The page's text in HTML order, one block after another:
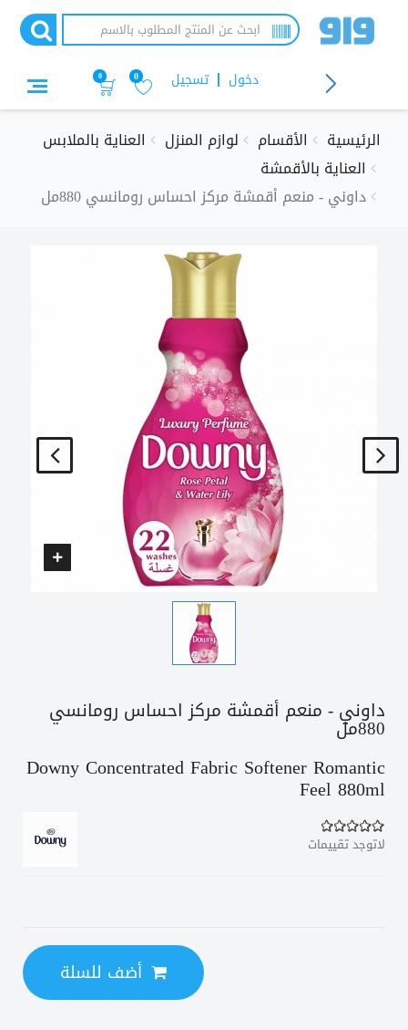
تسجيل دخول 0
0
الرئيسية الأقسام لوازم المنزل
العناية بالملابس
العناية بالأقمشة
داوني - منعم أقمشة مركز احساس رومانسي 880مل
داوني - منعم أقمشة مركز احساس رومانسي
880مل
Downy Concentrated Fabric Softener Romantic
Feel 880ml
لاتوجد تقييمات
أضف للسلة